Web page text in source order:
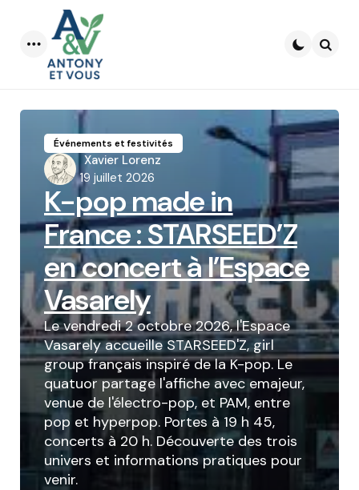
Menu
Événements et festivités
Posted
by
Xavier Lorenz
19 juillet 2026
K-pop made in
France : STARSEED’Z
en concert à l’Espace
Vasarely
Le vendredi 2 octobre 2026, l'Espace
Vasarely accueille STARSEED'Z, girl
group français inspiré de la K-pop. Le
quatuor partage l'affiche avec emajeur,
venue de l'électro-pop, et PAM, entre
pop et hyperpop. Portes à 19 h 45,
concerts à 20 h. Découverte des trois
univers et informations pratiques pour
venir.